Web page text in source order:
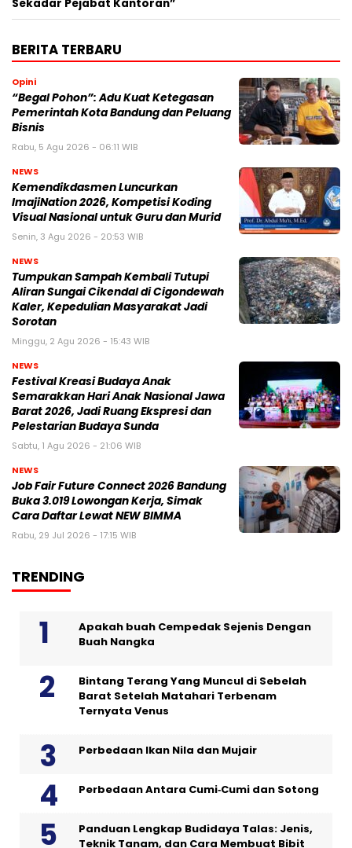
Sekadar Pejabat Kantoran”
BERITA TERBARU
Opini
“Begal Pohon”: Adu Kuat Ketegasan
Pemerintah Kota Bandung dan Peluang
Bisnis
Rabu, 5 Agu 2026 - 06:11 WIB
NEWS
Kemendikdasmen Luncurkan
ImajiNation 2026, Kompetisi Koding
Visual Nasional untuk Guru dan Murid
Senin, 3 Agu 2026 - 20:53 WIB
NEWS
Tumpukan Sampah Kembali Tutupi
Aliran Sungai Cikendal di Cigondewah
Kaler, Kepedulian Masyarakat Jadi
Sorotan
Minggu, 2 Agu 2026 - 15:43 WIB
NEWS
Festival Kreasi Budaya Anak
Semarakkan Hari Anak Nasional Jawa
Barat 2026, Jadi Ruang Ekspresi dan
Pelestarian Budaya Sunda
Sabtu, 1 Agu 2026 - 21:06 WIB
NEWS
Job Fair Future Connect 2026 Bandung
Buka 3.019 Lowongan Kerja, Simak
Cara Daftar Lewat NEW BIMMA
Rabu, 29 Jul 2026 - 17:15 WIB
TRENDING
Apakah buah Cempedak Sejenis Dengan
Buah Nangka
Bintang Terang Yang Muncul di Sebelah
Barat Setelah Matahari Terbenam
Ternyata Venus
Perbedaan Ikan Nila dan Mujair
Perbedaan Antara Cumi‑Cumi dan Sotong
Panduan Lengkap Budidaya Talas: Jenis,
Teknik Tanam, dan Cara Membuat Bibit